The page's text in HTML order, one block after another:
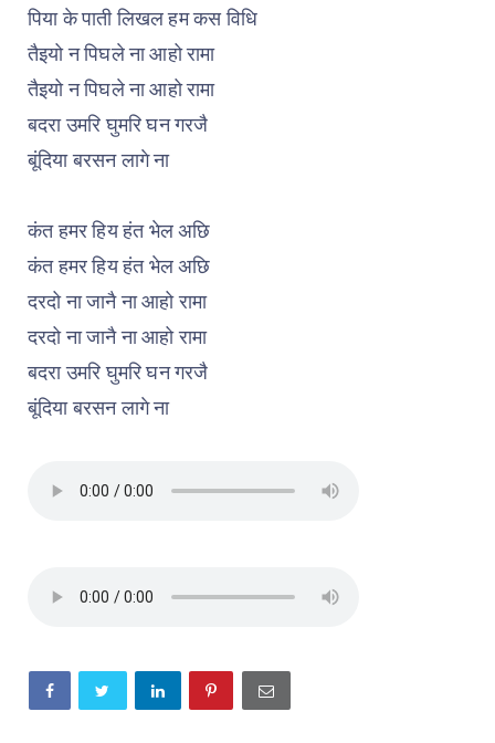
पिया के पाती लिखल हम कस विधि
तैइयो न पिघले ना आहो रामा
तैइयो न पिघले ना आहो रामा
बदरा उमरि घुमरि घन गरजै
बूंदिया बरसन लागे ना
कंत हमर हिय हंत भेल अछि
कंत हमर हिय हंत भेल अछि
दरदो ना जानै ना आहो रामा
दरदो ना जानै ना आहो रामा
बदरा उमरि घुमरि घन गरजै
बूंदिया बरसन लागे ना